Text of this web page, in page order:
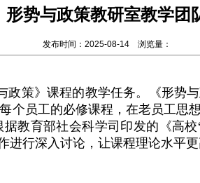
形势与政策教研室教学团
发布时间：2025-08-14 浏览量：
政策》课程的教学任务。《形势
个员工的必修课程，在老员工思
教育部社会科学司印发的《高
行深入讨论，让课程理论水平